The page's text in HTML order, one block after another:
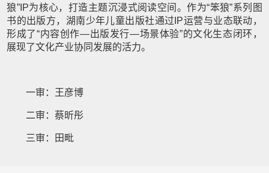
狼”IP为核心，打造主题沉浸式阅读空间。作为“笨狼”系列图
书的出版方，湖南少年儿童出版社通过IP运营与业态联动，
形成了“内容创作—出版发行—场景体验”的文化生态闭环，
展现了文化产业协同发展的活力。
一审：王彦博
二审：蔡昕彤
三审：田毗